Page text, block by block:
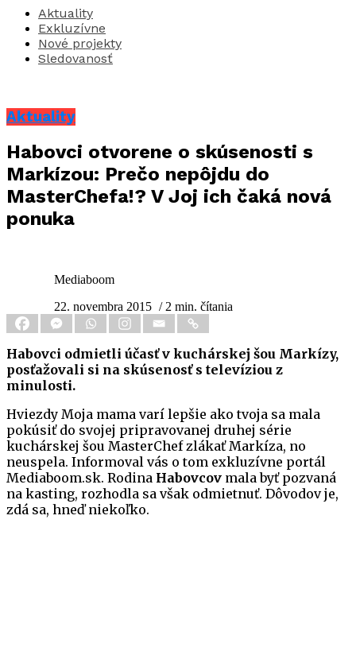
Aktuality
Exkluzívne
Nové projekty
Sledovanosť
Aktuality
Habovci otvorene o skúsenosti s
Markízou: Prečo nepôjdu do
MasterChefa!? V Joj ich čaká nová
ponuka
Mediaboom
22. novembra 2015 / 2 min. čítania
Habovci odmietli účasť v kuchárskej šou Markízy,
posťažovali si na skúsenosť s televíziou z
minulosti.
Hviezdy Moja mama varí lepšie ako tvoja sa mala
pokúsiť do svojej pripravovanej druhej série
kuchárskej šou MasterChef zlákať Markíza, no
neuspela. Informoval vás o tom exkluzívne portál
Mediaboom.sk. Rodina Habovcov mala byť pozvaná
na kasting, rozhodla sa však odmietnuť. Dôvodov je,
zdá sa, hneď niekoľko.